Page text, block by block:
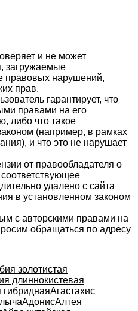
и не может
загружаемые
правовых нарушений,
прав.
гарантирует, что
правами на его
либо что такое
(например, в рамках
и что это не нарушает
от правообладателя о
удалено с сайта
в установленном законом
с авторскими правами на
обращаться по адресу
золотистая
длиннокистевая
гибриднаяАгастахис
АдонисАлтея